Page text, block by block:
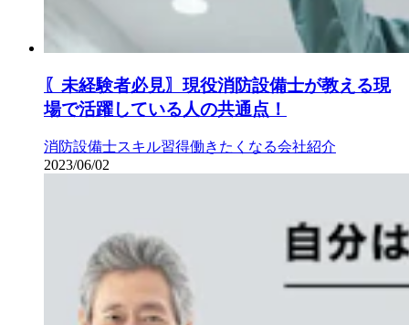
〖未経験者必見〗現役消防設備士が教える現
場で活躍している人の共通点！
消防設備士スキル習得働きたくなる会社紹介
2023/06/02